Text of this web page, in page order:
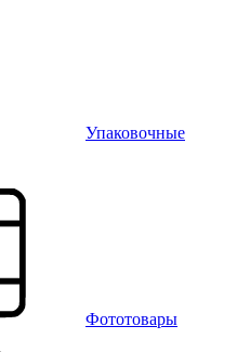
Упаковочные
Фототовары